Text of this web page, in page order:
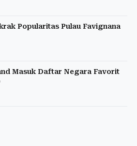
Popularitas Pulau Favignana
Masuk Daftar Negara Favorit